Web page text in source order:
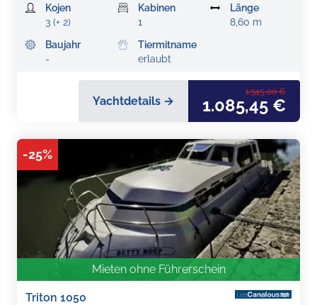
Kojen
3 (+ 2)
Kabinen
1
Länge
8,60 m
Baujahr
-
Tiermitname
erlaubt
Yachtdetails →
1.345,00 €
1.085,45 €
-25%
Mieten ohne Führerschein
Triton 1050